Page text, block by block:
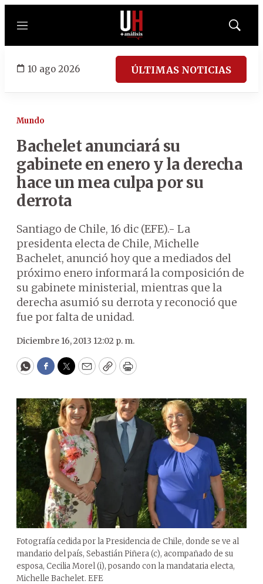
Menú
Mostrar
10 ago 2026 ÚLTIMAS NOTICIAS
Mundo
Bachelet anunciará su
gabinete en enero y la derecha
hace un mea culpa por su
derrota
Santiago de Chile, 16 dic (EFE).- La
presidenta electa de Chile, Michelle
Bachelet, anunció hoy que a mediados del
próximo enero informará la composición de
su gabinete ministerial, mientras que la
derecha asumió su derrota y reconoció que
fue por falta de unidad.
Diciembre 16, 2013 12:02 p. m.
WhatsApp
Facebook
Twitter
EmailCopyPrint
Fotografía cedida por la Presidencia de Chile, donde se ve al
mandario del país, Sebastián Piñera (c), acompañado de su
esposa, Cecilia Morel (i), posando con la mandataria electa,
Michelle Bachelet. EFE